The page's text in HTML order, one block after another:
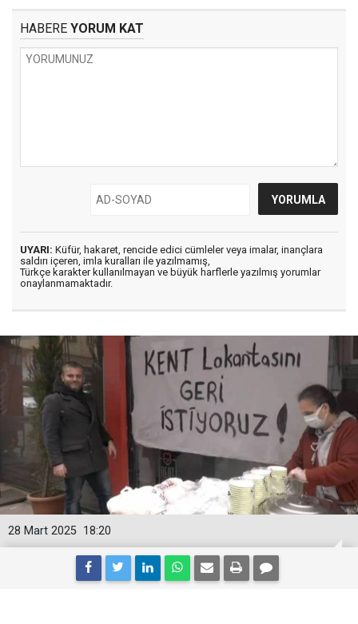
HABERE YORUM KAT
UYARI: Küfür, hakaret, rencide edici cümleler veya imalar, inançlara
saldırı içeren, imla kuralları ile yazılmamış,
Türkçe karakter kullanılmayan ve büyük harflerle yazılmış yorumlar
onaylanmamaktadır.
18:20
28 Mart 2025